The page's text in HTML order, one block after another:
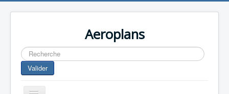
Aeroplans
Rechercher
Valider